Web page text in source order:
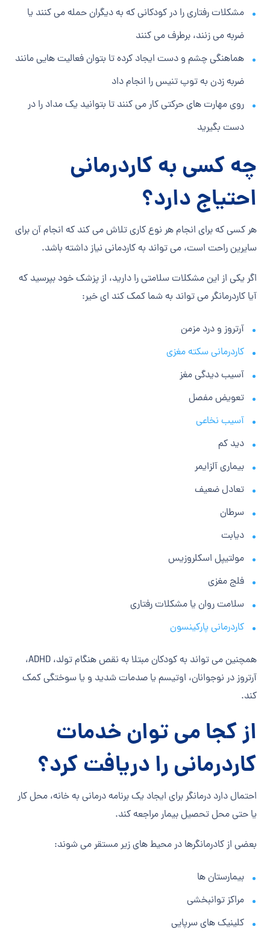
مشکلات رفتاری را در کودکانی که به دیگران حمله می کنند یا
ضربه می زنند، برطرف می کنند
هماهنگی چشم و دست ایجاد کرده تا بتوان فعالیت هایی مانند
ضربه زدن به توپ تنیس را انجام داد
روی مهارت های حرکتی کار می کنند تا بتوانید یک مداد را در
دست بگیرید
چه کسی به کاردرمانی
احتیاج دارد؟
هر کسی که برای انجام هر نوع کاری تلاش می کند که انجام آن برای
سایرین راحت است، می تواند به کاردمانی نیاز داشته باشد.
اگر یکی از این مشکلات سلامتی را دارید، از پزشک خود بپرسید که
آیا کاردرمانگر می تواند به شما کمک کند ای خیر:
آرتروز و درد مزمن
کاردرمانی سکته مغزی
آسیب دیدگی مغز
تعویض مفصل
آسیب نخاعی
دید کم
بیماری آلزایمر
تعادل ضعیف
سرطان
دیابت
مولتیپل اسکلروزیس
فلج مغزی
سلامت روان یا مشکلات رفتاری
کاردرمانی پارکینسون
همچنین می تواند به کودکان مبتلا به نقص هنگام تولد، ADHD،
آرتروز در نوجوانان، اوتیسم یا صدمات شدید و یا سوختگی کمک
کند.
از کجا می توان‌ ‌خدمات
کاردرمانی را دریافت کرد؟
احتمال دارد درمانگر برای ایجاد یک برنامه درمانی به خانه، محل کار
یا حتی محل تحصیل بیمار مراجعه کند.
بعضی از کادرمانگرها در محیط های زیر مستقر می شوند:
بیمارستان ها
مراکز توانبخشی
کلینیک های سرپایی